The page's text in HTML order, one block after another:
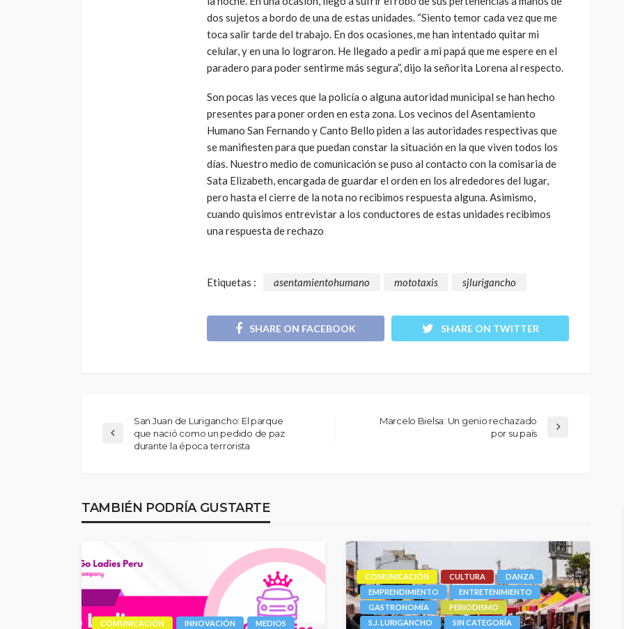
dos sujetos a bordo de una de estas unidades. “Siento temor cada vez que me
toca salir tarde del trabajo. En dos ocasiones, me han intentado quitar mi
celular, y en una lo lograron. He llegado a pedir a mi papá que me espere en el
paradero para poder sentirme más segura”, dijo la señorita Lorena al respecto.
Son pocas las veces que la policía o alguna autoridad municipal se han hecho
presentes para poner orden en esta zona. Los vecinos del Asentamiento
Humano San Fernando y Canto Bello piden a las autoridades respectivas que
se manifiesten para que puedan constar la situación en la que viven todos los
días. Nuestro medio de comunicación se puso al contacto con la comisaria de
Sata Elizabeth, encargada de guardar el orden en los alrededores del lugar,
pero hasta el cierre de la nota no recibimos respuesta alguna. Asimismo,
cuando quisimos entrevistar a los conductores de estas unidades recibimos
una respuesta de rechazo
Etiquetas : asentamientohumano mototaxis sjlurigancho
SHARE ON FACEBOOK SHARE ON TWITTER
San Juan de Lurigancho: El parque
que nació como un pedido de paz
durante la época terrorista
Marcelo Bielsa: Un genio rechazado
por su país
TAMBIÉN PODRÍA GUSTARTE
COMUNICACIÓN INNOVACIÓN
MEDIOS
COMUNICACIÓN CULTURA
DANZA
EMPRENDIMIENTO
ENTRETENIMIENTO
GASTRONOMÍA
PERIODISMO
S.J. LURIGANCHO
SIN CATEGORÍA
gestión en IRTP
CULTURA
peruano post pandemia